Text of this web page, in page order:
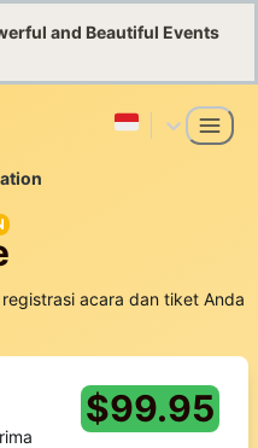
and Beautiful Events
acara dan tiket Anda
$99.95